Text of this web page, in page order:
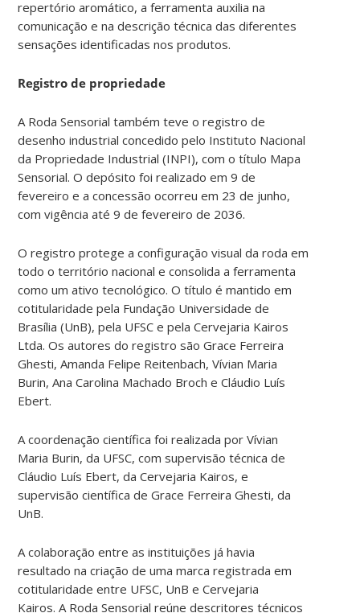
repertório aromático, a ferramenta auxilia na
comunicação e na descrição técnica das diferentes
sensações identificadas nos produtos.
Registro de propriedade
A Roda Sensorial também teve o registro de
desenho industrial concedido pelo Instituto Nacional
da Propriedade Industrial (INPI), com o título Mapa
Sensorial. O depósito foi realizado em 9 de
fevereiro e a concessão ocorreu em 23 de junho,
com vigência até 9 de fevereiro de 2036.
O registro protege a configuração visual da roda em
todo o território nacional e consolida a ferramenta
como um ativo tecnológico. O título é mantido em
cotitularidade pela Fundação Universidade de
Brasília (UnB), pela UFSC e pela Cervejaria Kairos
Ltda. Os autores do registro são Grace Ferreira
Ghesti, Amanda Felipe Reitenbach, Vívian Maria
Burin, Ana Carolina Machado Broch e Cláudio Luís
Ebert.
A coordenação científica foi realizada por Vívian
Maria Burin, da UFSC, com supervisão técnica de
Cláudio Luís Ebert, da Cervejaria Kairos, e
supervisão científica de Grace Ferreira Ghesti, da
UnB.
A colaboração entre as instituições já havia
resultado na criação de uma marca registrada em
cotitularidade entre UFSC, UnB e Cervejaria
Kairos. A Roda Sensorial reúne descritores técnicos